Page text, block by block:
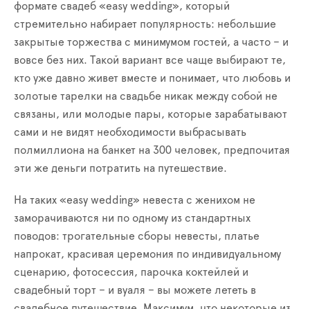
формате свадеб «easy wedding», который
стремительно набирает популярность: небольшие
закрытые торжества с минимумом гостей, а часто – и
вовсе без них. Такой вариант все чаще выбирают те,
кто уже давно живет вместе и понимает, что любовь и
золотые тарелки на свадьбе никак между собой не
связаны, или молодые пары, которые зарабатывают
сами и не видят необходимости выбрасывать
полмиллиона на банкет на 300 человек, предпочитая
эти же деньги потратить на путешествие.
На таких «easy wedding» невеста с женихом не
заморачиваются ни по одному из стандартных
поводов: трогательные сборы невесты, платье
напрокат, красивая церемония по индивидуальному
сценарию, фотосессия, парочка коктейлей и
свадебный торт – и вуаля – вы можете лететь в